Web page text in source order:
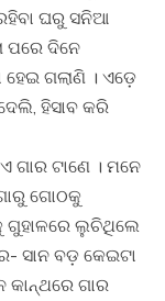
ଘରୁ ସନିଆ
ପରେ ଦିନେ
ଗଲାଣି । ଏଡ଼େ
ହିସାବ କରି
ଟାଣେ । ମନେ
ଗୋଠକୁ
ଗୁହାଳରେ ଲୁଚିଥିଲେ
ସାନ ବଡ଼ କେଇଟା
କାନ୍ଥରେ ଗାର